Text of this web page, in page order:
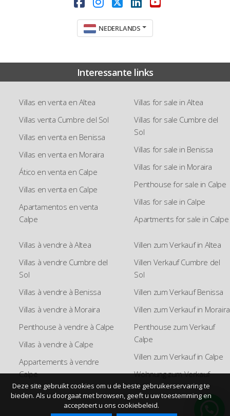
NEDERLANDS
Interessante links
Villas en venta en Altea
Villas venta Cumbre del Sol
Villas en venta en Benissa
Villas en venta en Moraira
Ático en venta en Calpe
Villas en venta en Calpe
Apartamentos en venta
Calpe
Villas for sale in Altea
Villas for sale Cumbre del
Sol
Villas for sale in Benissa
Villas for sale in Moraira
Penthouse for sale in Calpe
Villas for sale in Calpe
Apartments for sale in Calpe
Villas à vendre à Altea
Villas à vendre Cumbre del
Sol
Villas à vendre à Benissa
Villas à vendre à Moraira
Penthouse à vendre à Calpe
Villas à vendre à Calpe
Appartements à vendre
Calpe
Villen zum Verkauf in Altea
Villen Verkauf Cumbre del
Sol
Villen zum Verkauf Benissa
Villen zum Verkauf in Moraira
Penthouse zum Verkauf
Calpe
Villen zum Verkauf in Calpe
Wohnung zum Verkauf
Calpe
Deze site gebruikt cookies om u de beste gebruikerservaring te
bieden. Als u doorgaat met browsen, geeft u uw toestemming en
accepteert u ons cookiebeleid.